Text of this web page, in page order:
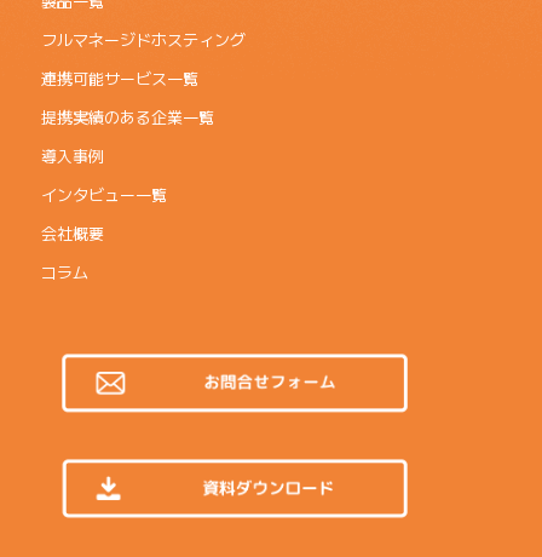
フルマネージドホスティング
連携可能サービス一覧
提携実績のある企業一覧
導入事例
インタビュー一覧
会社概要
コラム